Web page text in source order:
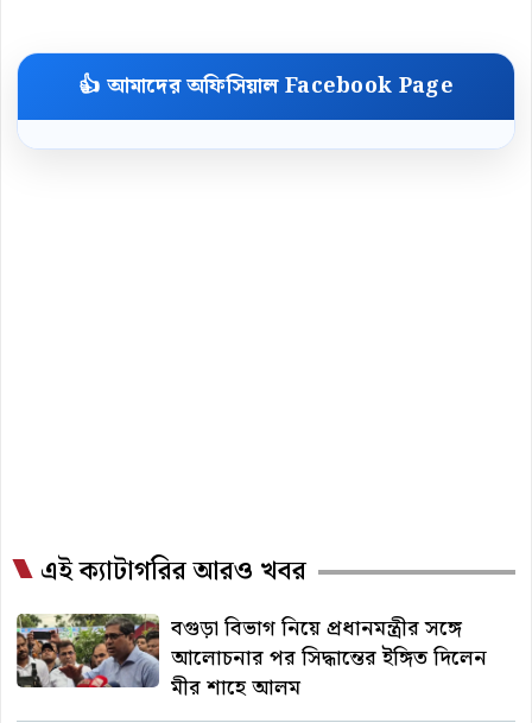
👍 আমাদের অফিসিয়াল Facebook Page
এই ক্যাটাগরির আরও খবর
বগুড়া বিভাগ নিয়ে প্রধানমন্ত্রীর সঙ্গে
আলোচনার পর সিদ্ধান্তের ইঙ্গিত দিলেন
মীর শাহে আলম